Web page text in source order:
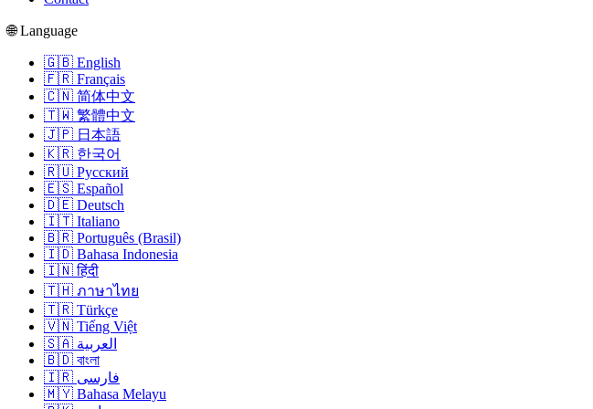
🌐 Language
🇬🇧 English
🇫🇷 Français
🇨🇳 简体中文
🇹🇼 繁體中文
🇯🇵 日本語
🇰🇷 한국어
🇷🇺 Русский
🇪🇸 Español
🇩🇪 Deutsch
🇮🇹 Italiano
🇧🇷 Português (Brasil)
🇮🇩 Bahasa Indonesia
🇮🇳 हिंदी
🇹🇭 ภาษาไทย
🇹🇷 Türkçe
🇻🇳 Tiếng Việt
🇸🇦 العربية
🇧🇩 বাংলা
🇮🇷 فارسی
🇲🇾 Bahasa Melayu